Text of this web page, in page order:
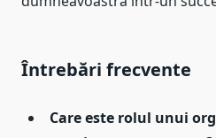
Întrebări frecvente
Care este rolul unui